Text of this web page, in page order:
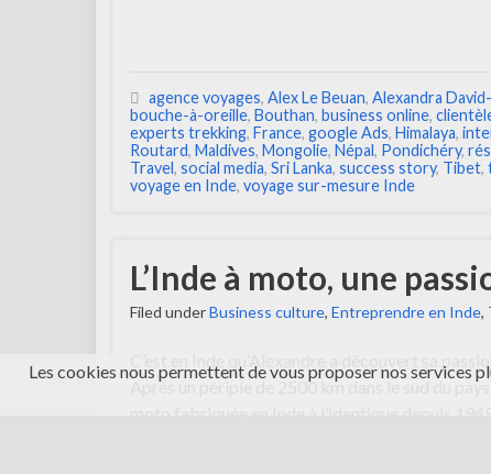
agence voyages, Alex Le Beuan, Alexandra
bouche-à-oreille, Bouthan, business online,
experts trekking, France, google Ads, Himalaya,
Routard, Maldives, Mongolie, Népal, Pondichéry,
Travel, social media, Sri Lanka, success story, Tibet,
voyage en Inde, voyage sur-mesure Inde
L’Inde à moto, une
Filed underBusiness culture, Entreprendre en Inde,
Après un périple de 2500 km dans le sud du
moto fabriquée en Inde à l’identique depuis
Les cookies nous permettent de vous proposer nos services